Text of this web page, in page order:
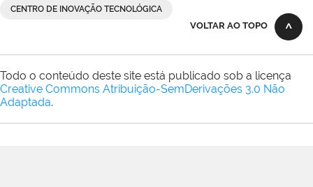
CENTRO DE INOVAÇÃO TECNOLÓGICA
VOLTAR AO TOPO
Todo o conteúdo deste site está publicado sob a licença
Creative Commons Atribuição-SemDerivações 3.0 Não
Adaptada.